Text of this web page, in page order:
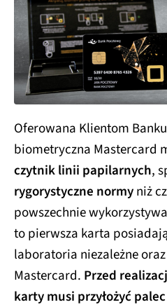
Oferowana Klientom
biometryczna Mastercard
czytnik linii papilarnych,
rygorystyczne normyniż
powszechnie
to pierwsza karta
laboratoria niezależne
Mastercard. Przed
karty musi przyłożyć